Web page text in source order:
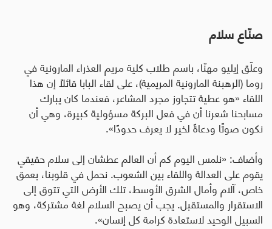
صنّاع سلام
وعلّق إيليو مهنّا، باسم طلاب كلية مريم العذراء المارونية في
روما (الرهبنة المارونية المريمية)، على لقاء البابا قائلاً إن هذا
اللقاء «هو عطية تتجاوز مجرد المشاعر، فعندما كان يبارك
مسابحنا شعرنا أن في فعل البركة مسؤولية كبيرة، وهي أن
نكون صوتًا ودعاةً لخير لا يعرف حدودًا».
وأضاف: «نلمس اليوم كم أن العالم عطشان إلى سلام حقيقي
يقوم على العدالة واللقاء بين الشعوب. نحمل في قلوبنا، بعمق
خاص، آلام وأمال الشرق الأوسط، تلك الأرض التي تتوق إلى
الاستقرار والمستقبل. يجب أن يصبح السلام لغة مشتركة، وهو
السبيل الوحيد لاستعادة كرامة كل إنسان».